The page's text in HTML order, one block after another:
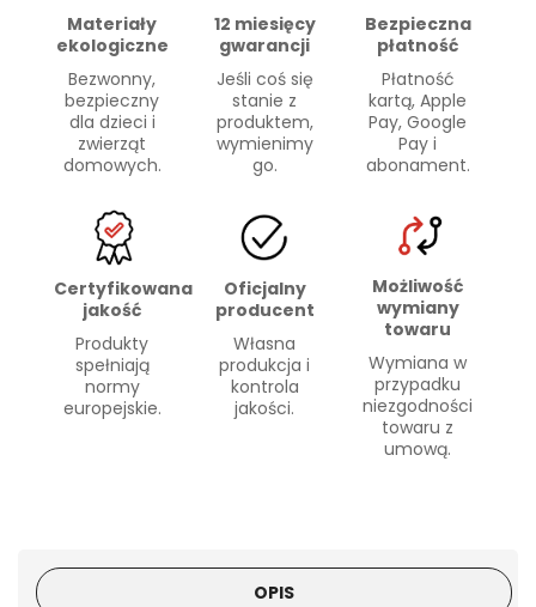
Materiały
ekologiczne
Bezwonny,
bezpieczny
dla dzieci i
zwierząt
domowych.
12 miesięcy
gwarancji
Jeśli coś się
stanie z
produktem,
wymienimy
go.
Bezpieczna
płatność
Płatność
kartą, Apple
Pay, Google
Pay i
abonament.
Certyfikowana
jakość
Produkty
spełniają
normy
europejskie.
Oficjalny
producent
Własna
produkcja i
kontrola
jakości.
Możliwość
wymiany
towaru
Wymiana w
przypadku
niezgodności
towaru z
umową.
OPIS